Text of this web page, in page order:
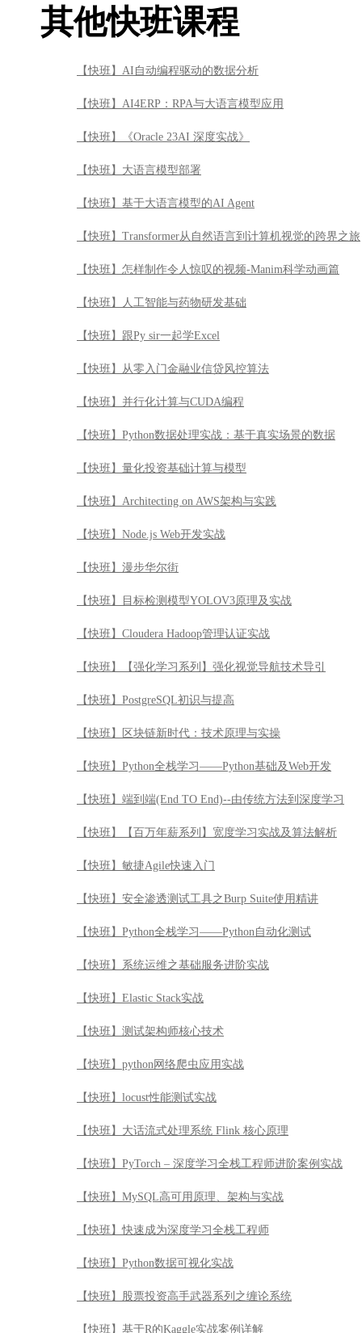
Python机器学习Kaggle案例实战
课程所属专业
Dataguru精品公开课（免费） - R语言七种武器系列
其他快班课程
【快班】AI自动编程驱动的数据分析
【快班】AI4ERP：RPA与大语言模型应用
【快班】《Oracle 23AI 深度实战》
【快班】大语言模型部署
【快班】基于大语言模型的AI Agent
【快班】Transformer从自然语言到计算机视觉的跨界之旅
【快班】怎样制作令人惊叹的视频-Manim科学动画篇
【快班】人工智能与药物研发基础
【快班】跟Py sir一起学Excel
【快班】从零入门金融业信贷风控算法
【快班】并行化计算与CUDA编程
【快班】Python数据处理实战：基于真实场景的数据
【快班】量化投资基础计算与模型
【快班】Architecting on AWS架构与实践
【快班】Node.js Web开发实战
【快班】漫步华尔街
【快班】目标检测模型YOLOV3原理及实战
【快班】Cloudera Hadoop管理认证实战
【快班】【强化学习系列】强化视觉导航技术导引
【快班】PostgreSQL初识与提高
【快班】区块链新时代：技术原理与实操
【快班】Python全栈学习——Python基础及Web开发
【快班】端到端(End TO End)--由传统方法到深度学习
【快班】【百万年薪系列】宽度学习实战及算法解析
【快班】敏捷Agile快速入门
【快班】安全渗透测试工具之Burp Suite使用精讲
【快班】Python全栈学习——Python自动化测试
【快班】系统运维之基础服务进阶实战
【快班】Elastic Stack实战
【快班】测试架构师核心技术
【快班】python网络爬虫应用实战
【快班】locust性能测试实战
【快班】大话流式处理系统 Flink 核心原理
【快班】PyTorch – 深度学习全栈工程师进阶案例实战